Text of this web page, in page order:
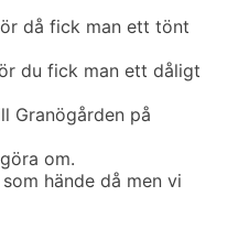
då fick man ett tönt
du fick man ett dåligt
Granögården på
om.
hände då men vi